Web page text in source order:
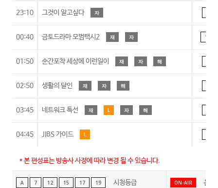
23:10 그것이 알고싶다 자
00:40 금토드라마 모범택시2 재 자 15
01:50 순간포착 세상에 이런일이 재 자 해
02:50 생활의 달인 재 자 해
03:45 네트워크 특선 재 L 자 해
04:45 JIBS 가이드 L
* 본 편성표는 방송사 사정에 따라 변경 될 수 있습니다.
A 7 12 15 17 19 시청등급 ON-AIR 온에